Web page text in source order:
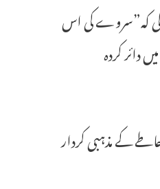
کی کہ”سروے کی اس
دائر کردہ
کے مذہبی کردار